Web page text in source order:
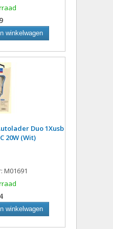
In winkelwagen
Duo 1Xusb
20W (Wit)
M01691
In winkelwagen